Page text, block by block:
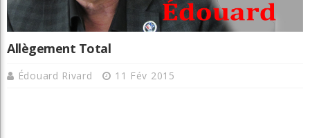
Allègement Total
Édouard Rivard 11 Fév 2015